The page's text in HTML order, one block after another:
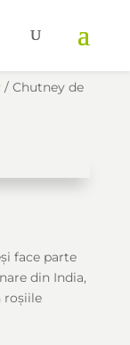
/ Chutney de
face parte
din India,
roșiile